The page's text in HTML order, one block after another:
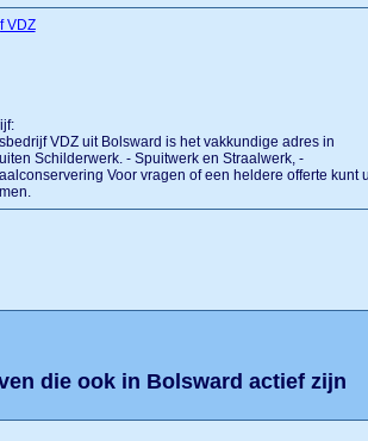
VDZ
VDZ uit Bolsward is het vakkundige adres in
Schilderwerk. - Spuitwerk en Straalwerk, -
Voor vragen of een heldere offerte kunt
die ook in Bolsward actief zijn